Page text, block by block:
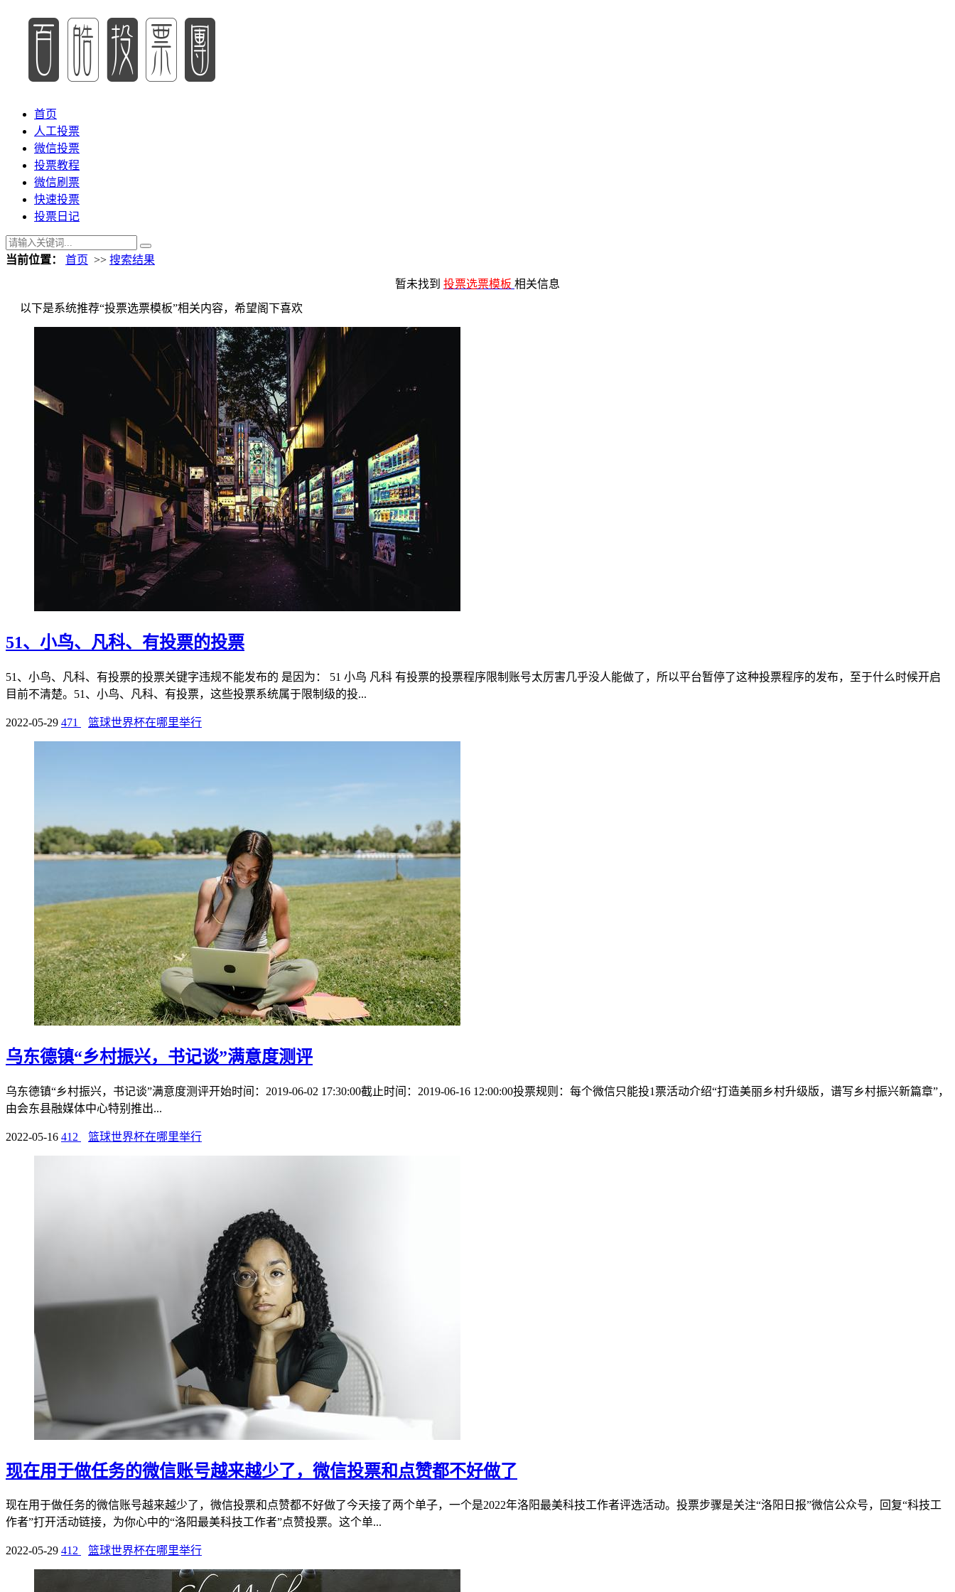
首页
人工投票
微信投票
投票教程
微信刷票
快速投票
投票日记
当前位置： 首页 >> 搜索结果
暂未找到 投票选票模板 相关信息
以下是系统推荐“投票选票模板”相关内容，希望阁下喜欢
51、小鸟、凡科、有投票的投票
51、小鸟、凡科、有投票的投票关键字违规不能发布的 是因为： 51 小鸟 凡科 有投票的投票程序限制账号太厉害几乎没人能做了，所以平台暂停了这种投票程序的发布，至于什么时候开启
目前不清楚。51、小鸟、凡科、有投票，这些投票系统属于限制级的投...
2022-05-29 471 篮球世界杯在哪里举行
乌东德镇“乡村振兴，书记谈”满意度测评
乌东德镇“乡村振兴，书记谈”满意度测评开始时间：2019-06-02 17:30:00截止时间：2019-06-16 12:00:00投票规则：每个微信只能投1票活动介绍“打造美丽乡村升级版，谱写乡村振兴新篇章”，
由会东县融媒体中心特别推出...
2022-05-16 412 篮球世界杯在哪里举行
现在用于做任务的微信账号越来越少了，微信投票和点赞都不好做了
现在用于做任务的微信账号越来越少了，微信投票和点赞都不好做了今天接了两个单子，一个是2022年洛阳最美科技工作者评选活动。投票步骤是关注“洛阳日报”微信公众号，回复“科技工
作者”打开活动链接，为你心中的“洛阳最美科技工作者”点赞投票。这个单...
2022-05-29 412 篮球世界杯在哪里举行